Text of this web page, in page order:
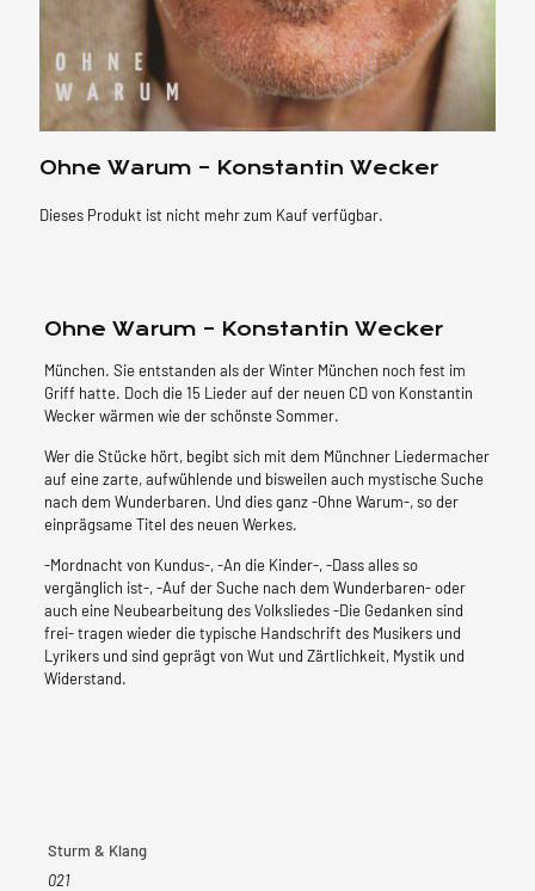
Ohne Warum – Konstantin Wecker
Dieses Produkt ist nicht mehr zum Kauf verfügbar.
Ohne Warum – Konstantin Wecker
München. Sie entstanden als der Winter München noch fest im
Griff hatte. Doch die 15 Lieder auf der neuen CD von Konstantin
Wecker wärmen wie der schönste Sommer.
Wer die Stücke hört, begibt sich mit dem Münchner Liedermacher
auf eine zarte, aufwühlende und bisweilen auch mystische Suche
nach dem Wunderbaren. Und dies ganz -Ohne Warum-, so der
einprägsame Titel des neuen Werkes.
-Mordnacht von Kundus-, -An die Kinder-, -Dass alles so
vergänglich ist-, -Auf der Suche nach dem Wunderbaren- oder
auch eine Neubearbeitung des Volksliedes -Die Gedanken sind
frei- tragen wieder die typische Handschrift des Musikers und
Lyrikers und sind geprägt von Wut und Zärtlichkeit, Mystik und
Widerstand.
Sturm & Klang
021